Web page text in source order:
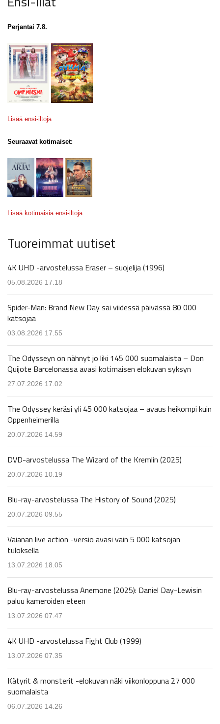
Perjantai 7.8.
Lisää ensi-iltoja
Seuraavat kotimaiset:
Lisää kotimaisia ensi-iltoja
Tuoreimmat uutiset
4K UHD -arvostelussa Eraser – suojelija (1996)
05.08.2026 17.18
Spider-Man: Brand New Day sai viidessä päivässä 80 000
katsojaa
03.08.2026 17.55
The Odysseyn on nähnyt jo liki 145 000 suomalaista – Don
Quijote Barcelonassa avasi kotimaisen elokuvan syksyn
27.07.2026 17.02
The Odyssey keräsi yli 45 000 katsojaa – avaus heikompi kuin
Oppenheimerilla
20.07.2026 14.59
DVD-arvostelussa The Wizard of the Kremlin (2025)
20.07.2026 10.19
Blu-ray-arvostelussa The History of Sound (2025)
20.07.2026 09.55
Vaianan live action -versio avasi vain 5 000 katsojan
tuloksella
13.07.2026 18.05
Blu-ray-arvostelussa Anemone (2025): Daniel Day-Lewisin
paluu kameroiden eteen
13.07.2026 07.47
4K UHD -arvostelussa Fight Club (1999)
13.07.2026 07.35
Kätyrit & monsterit -elokuvan näki viikonloppuna 27 000
suomalaista
06.07.2026 14.26